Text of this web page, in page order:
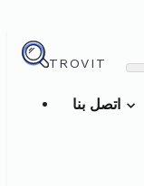
TROVIT